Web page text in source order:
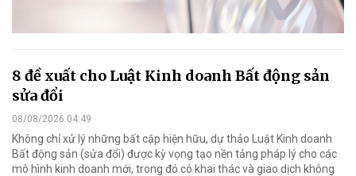
8 đề xuất cho Luật Kinh doanh Bất động sản
sửa đổi
08/08/2026 04:49
Không chỉ xử lý những bất cập hiện hữu, dự thảo Luật Kinh doanh
Bất động sản (sửa đổi) được kỳ vọng tạo nền tảng pháp lý cho các
mô hình kinh doanh mới, trong đó có khai thác và giao dịch không